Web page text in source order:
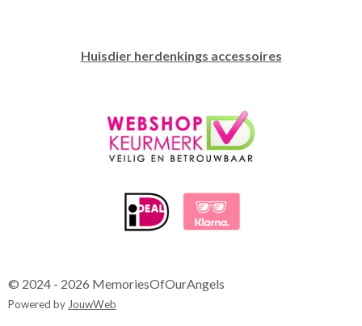
Huisdier herdenkings accessoires
© 2024 - 2026 MemoriesOfOurAngels
Powered byJouwWeb